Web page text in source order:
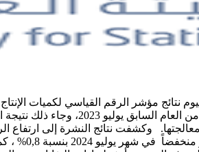
2024م بنسبة 1.6٪ مقارنةً